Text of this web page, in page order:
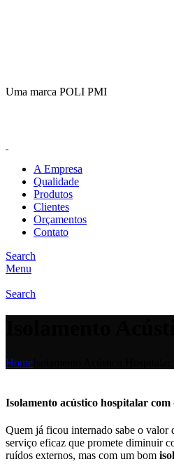
Uma marca POLI PMI
A Empresa
Qualidade
Produtos
Clientes
Orçamentos
Contato
Search
Menu
Search
Home
Isolamento acústico hospitalar
Quem já ficou internado sabe o valor
serviço eficaz que promete diminuir
ruídos externos, mas com um bom